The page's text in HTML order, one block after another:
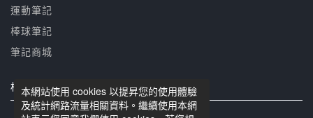
本網站使用 cookies 以提昇您的使用體驗
及統計網路流量相關資料。繼續使用本網
運動筆記
棒球筆記
筆記商城
相關網站